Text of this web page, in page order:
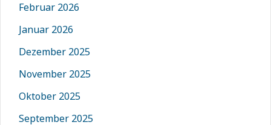
Februar 2026
Januar 2026
Dezember 2025
November 2025
Oktober 2025
September 2025